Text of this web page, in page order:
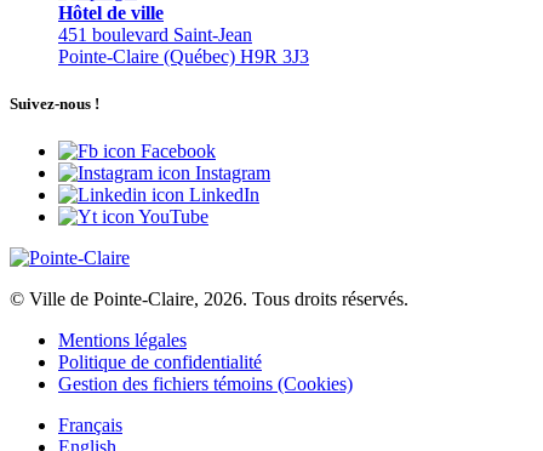
Hôtel de ville
451 boulevard Saint-Jean
Pointe-Claire (Québec) H9R 3J3
Suivez-nous !
Facebook
Instagram
LinkedIn
YouTube
© Ville de Pointe-Claire, 2026. Tous droits réservés.
Mentions légales
Politique de confidentialité
Gestion des fichiers témoins (Cookies)
Français
English